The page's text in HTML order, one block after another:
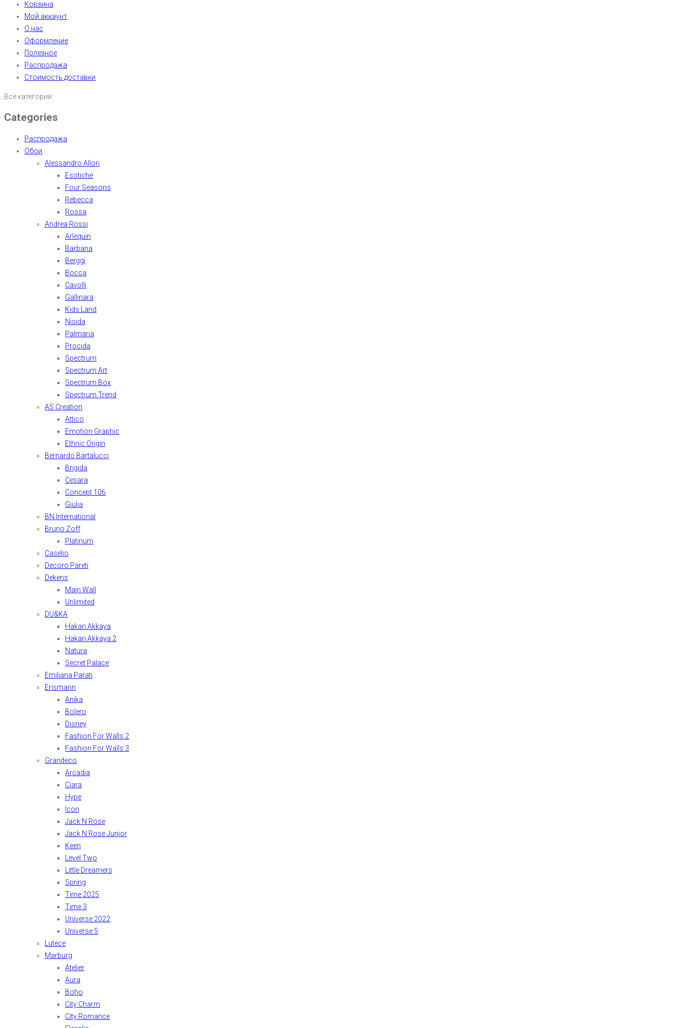
Корзина
Мой аккаунт
О нас
Оформление
Полезное
Распродажа
Стоимость доставки
Все категории
Categories
Распродажа
Обои
Alessandro Allori
Esotiche
Four Seasons
Rebecca
Rossa
Andrea Rossi
Arlequin
Barbana
Berggi
Bocca
Cavolli
Gallinara
Kids Land
Nisida
Palmaria
Procida
Spectrum
Spectrum Art
Spectrum Box
Spectrum Trend
AS Creation
Attico
Emotion Graphic
Ethnic Origin
Bernardo Bartalucci
Brigida
Cesara
Concept 106
Giulia
BN International
Bruno Zoff
Platinum
Caselio
Decoro Pareti
Dekens
Main Wall
Unlimited
DU&KA
Hakan Akkaya
Hakan Akkaya 2
Natura
Secret Palace
Emiliana Parati
Erismann
Anika
Bolero
Disney
Fashion For Walls 2
Fashion For Walls 3
Grandeco
Arcadia
Ciara
Hype
Icon
Jack N Rose
Jack N Rose Junior
Keen
Level Two
Little Dreamers
Spring
Time 2025
Time 3
Universe 2022
Universe 5
Lutece
Marburg
Atelier
Aura
Boho
City Charm
City Romance